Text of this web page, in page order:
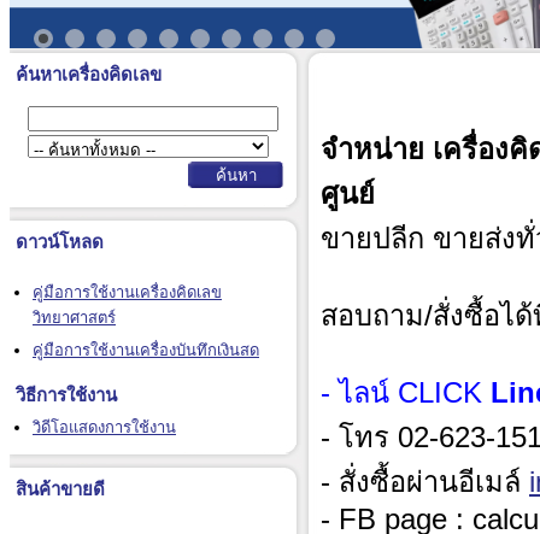
ค้นหาเครื่องคิดเลข
ดาวน์โหลด
คู่มือการใช้งานเครื่องคิดเลข
วิทยาศาสตร์
คู่มือการใช้งานเครื่องบันทึกเงินสด
วิธีการใช้งาน
วิดีโอแสดงการใช้งาน
สินค้าขายดี
จำหน่าย เครื่องคิ
ศูนย์
ขายปลีก ขายส่ง
สอบถาม/สั่งซื้อไ
- ไลน์ CLICK
- โทร 02-623-
- สั่งซื้อผ่านอีเมล์
- FB page :